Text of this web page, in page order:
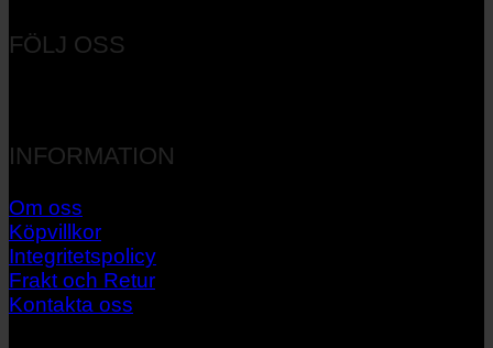
FÖLJ OSS
INFORMATION
Om oss
Köpvillkor
Integritetspolicy
Frakt och Retur
Kontakta oss